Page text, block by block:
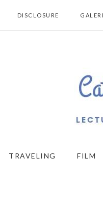
DISCLOSURE
TRAVELING FILM